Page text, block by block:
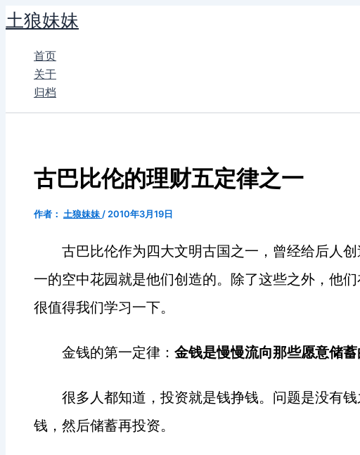
跳
至
土狼妹妹
首页
关于
归档
古巴比伦的理财五定律之一
作者： 土狼妹妹 / 2010年3月19日
古巴比伦作为四大文明古国之一，曾经给后人
一的空中花园就是他们创造的。除了这些之外，他
很值得我们学习一下。
金钱的第一定律： 金钱是慢慢流向那些愿意储蓄
很多人都知道，投资就是钱挣钱。问题是没有
钱，然后储蓄再投资。